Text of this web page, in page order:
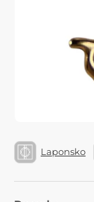
Laponsko